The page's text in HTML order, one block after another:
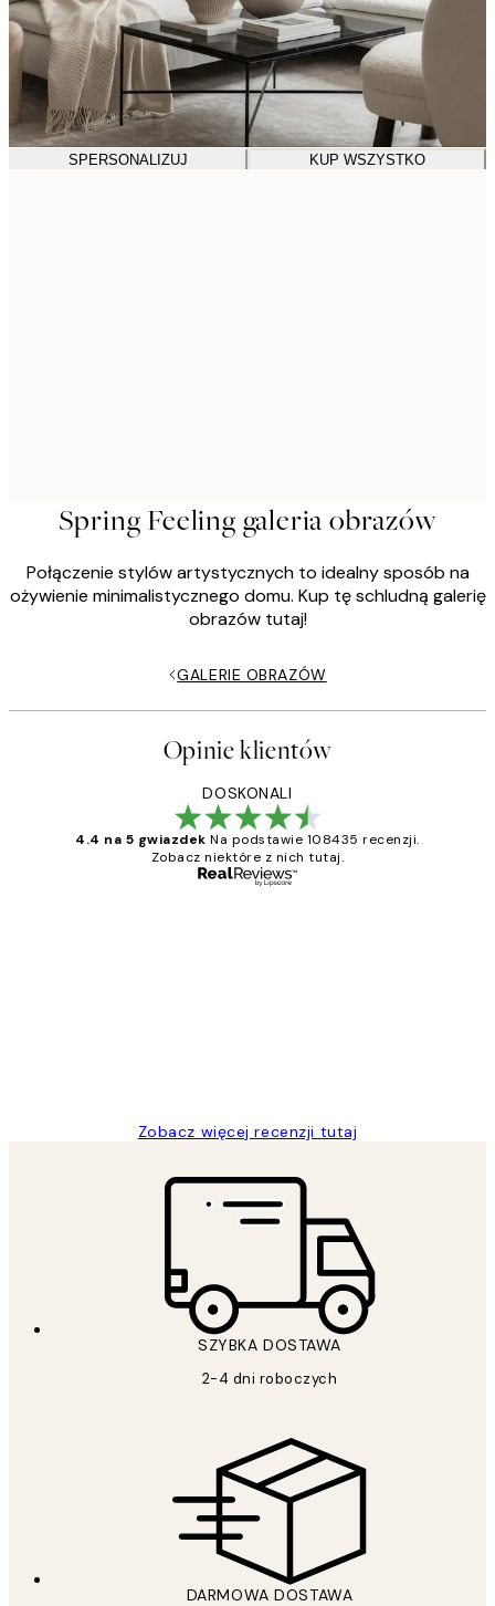
SPERSONALIZUJ KUP WSZYSTKO
Spring Feeling galeria obrazów
Połączenie stylów artystycznych to idealny sposób na
ożywienie minimalistycznego domu. Kup tę schludną galerię
obrazów tutaj!
GALERIE OBRAZÓW
Opinie klientów
DOSKONALI
4.4 na 5 gwiazdek Na podstawie 108435 recenzji.
Zobacz niektóre z nich tutaj.
Zobacz więcej recenzji tutaj
SZYBKA DOSTAWA
2-4 dni roboczych
DARMOWA DOSTAWA